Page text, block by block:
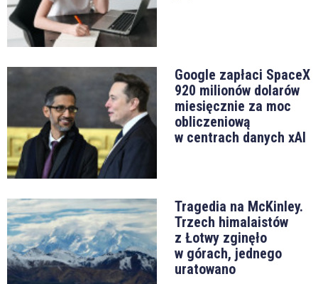
Google zapłaci SpaceX
920 milionów dolarów
miesięcznie za moc
obliczeniową
w centrach danych xAI
Tragedia na McKinley.
Trzech himalaistów
z Łotwy zginęło
w górach, jednego
uratowano